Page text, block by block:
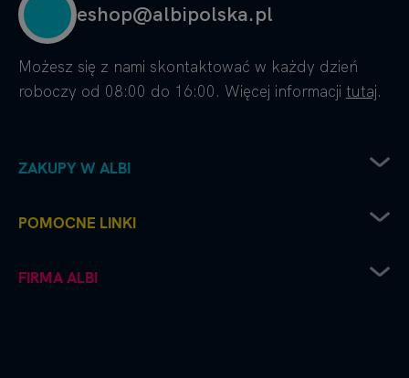
eshop@albipolska.pl
Możesz się z nami skontaktować w każdy dzień
roboczy od 08:00 do 16:00. Więcej informacji tutaj.
ZAKUPY W ALBI
Sposoby dostawy
Reklamacje
POMOCNE LINKI
Recenzje i oceny
FIRMA ALBI